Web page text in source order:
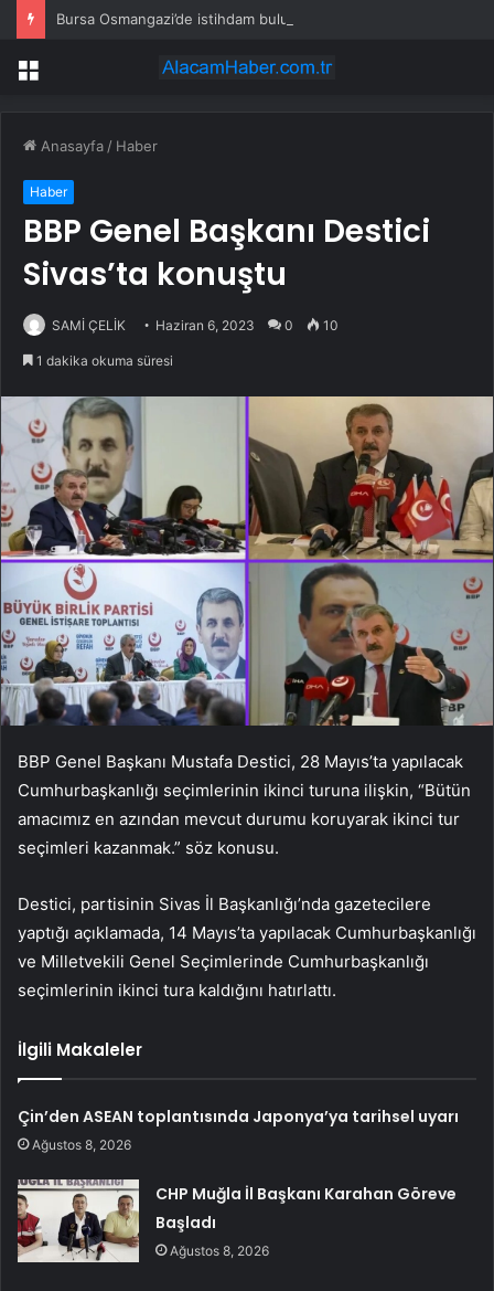
Bursa Osmangazi’de istihdam buluşmalarıyla iş imkanı
Menü
Anasayfa / Haber
Haber
BBP Genel Başkanı Destici
Sivas’ta konuştu
SAMİ ÇELİK Haziran 6, 2023 0 10
1 dakika okuma süresi
BBP Genel Başkanı Mustafa Destici, 28 Mayıs’ta yapılacak
Cumhurbaşkanlığı seçimlerinin ikinci turuna ilişkin, “Bütün
amacımız en azından mevcut durumu koruyarak ikinci tur
seçimleri kazanmak.” söz konusu.
Destici, partisinin Sivas İl Başkanlığı’nda gazetecilere
yaptığı açıklamada, 14 Mayıs’ta yapılacak Cumhurbaşkanlığı
ve Milletvekili Genel Seçimlerinde Cumhurbaşkanlığı
seçimlerinin ikinci tura kaldığını hatırlattı.
İlgili Makaleler
Çin’den ASEAN toplantısında Japonya’ya tarihsel uyarı
Ağustos 8, 2026
CHP Muğla İl Başkanı Karahan Göreve
Başladı
Ağustos 8, 2026